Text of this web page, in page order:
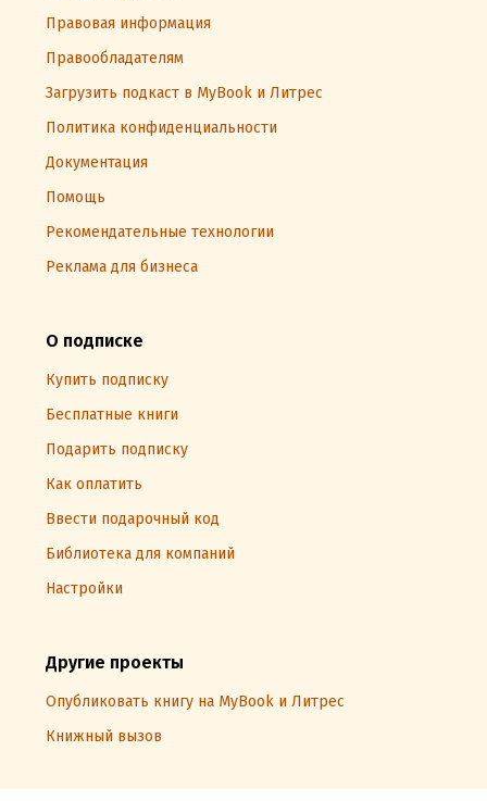
Правовая информация
Правообладателям
Загрузить подкаст в MyBook и Литрес
Политика конфиденциальности
Документация
Помощь
Рекомендательные технологии
Реклама для бизнеса
О подписке
Купить подписку
Бесплатные книги
Подарить подписку
Как оплатить
Ввести подарочный код
Библиотека для компаний
Настройки
Другие проекты
Опубликовать книгу на MyBook и Литрес
Книжный вызов